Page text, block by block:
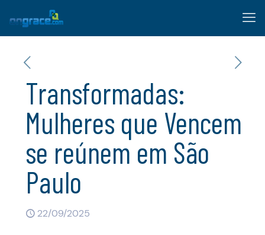
Transformadas:
Mulheres que Vencem
se reúnem em São
Paulo
22/09/2025